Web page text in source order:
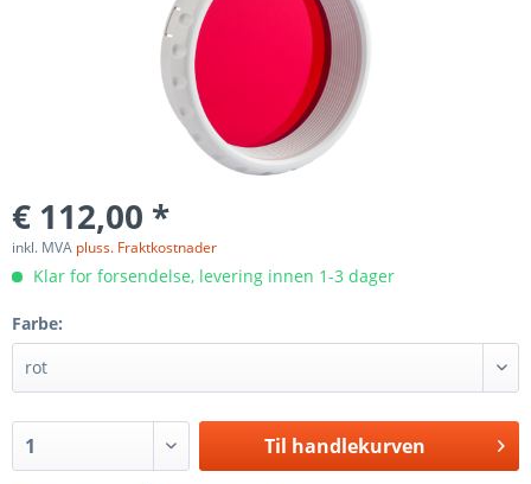
€ 112,00 *
inkl. MVA pluss. Fraktkostnader
Klar for forsendelse, levering innen 1-3 dager
Farbe:
Til handlekurven